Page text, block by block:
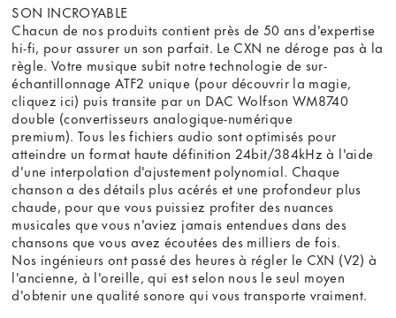
SON INCROYABLE
Chacun de nos produits contient près de 50 ans d'expertise
hi-fi, pour assurer un son parfait. Le CXN ne déroge pas à la
règle. Votre musique subit notre technologie de sur-
échantillonnage ATF2 unique (pour découvrir la magie,
cliquez ici) puis transite par un DAC Wolfson WM8740
double (convertisseurs analogique-numérique
premium). Tous les fichiers audio sont optimisés pour
atteindre un format haute définition 24bit/384kHz à l'aide
d'une interpolation d'ajustement polynomial. Chaque
chanson a des détails plus acérés et une profondeur plus
chaude, pour que vous puissiez profiter des nuances
musicales que vous n'aviez jamais entendues dans des
chansons que vous avez écoutées des milliers de fois.
Nos ingénieurs ont passé des heures à régler le CXN (V2) à
l'ancienne, à l'oreille, qui est selon nous le seul moyen
d'obtenir une qualité sonore qui vous transporte vraiment.